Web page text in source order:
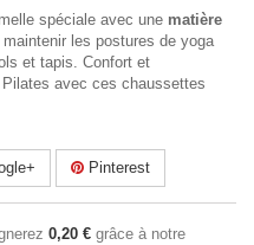
spéciale avec une matière
les postures de yoga
et tapis. Confort et
avec ces chaussettes
Pinterest
0,20 € grâce à notre